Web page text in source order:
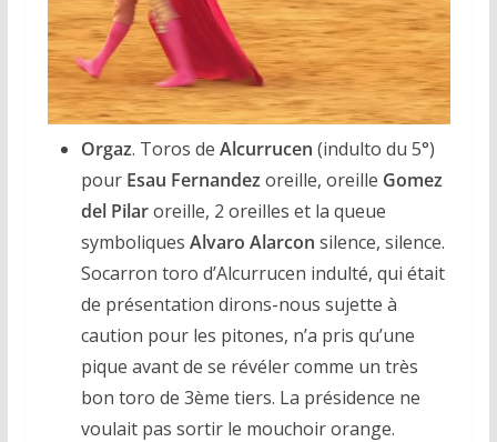
Orgaz. Toros de Alcurrucen (indulto du 5°)
pourEsau Fernandez oreille, oreille Gomez
del Pilaroreille, 2 oreilles et la queue
symboliques Alvaro Alarcon silence, silence.
Socarron toro d’Alcurrucen indulté, qui était
de présentation dirons-nous sujette à
caution pour les pitones, n’a pris qu’une
pique avant de se révéler comme un très
bon toro de 3ème tiers. La présidence ne
voulait pas sortir le mouchoir orange.